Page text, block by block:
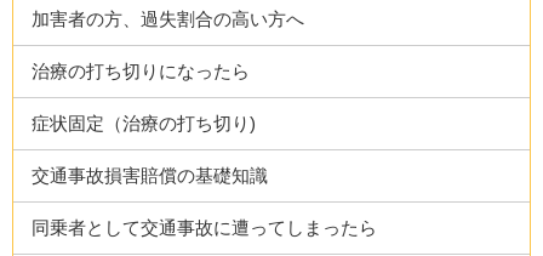
加害者の方、過失割合の高い方へ
治療の打ち切りになったら
症状固定（治療の打ち切り)
交通事故損害賠償の基礎知識
同乗者として交通事故に遭ってしまったら